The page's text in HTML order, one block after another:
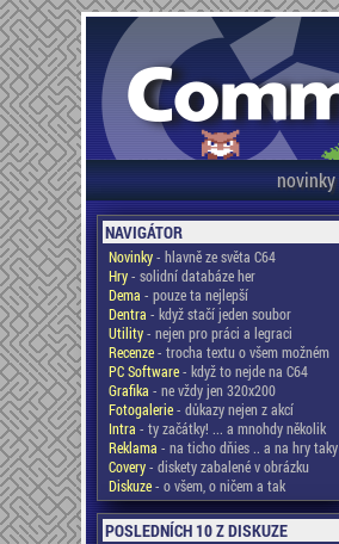
novinky
NAVIGÁTOR
Novinky- hlavně ze světa C64
Hry- solidní databáze her
Dema - pouze ta nejlepší
Dentra - když stačí jeden soubor
Utility- nejen pro práci a legraci
Recenze- trocha textu o všem možném
PC Software- když to nejde na C64
Grafika - ne vždy jen 320x200
Fotogalerie- důkazy nejen z akcí
Intra - ty začátky! ... a mnohdy několik
Reklama - na ticho dňies .. a na hry taky
Covery- diskety zabalené v obrázku
Diskuze- o všem, o ničem a tak
POSLEDNÍCH 10 Z DISKUZE